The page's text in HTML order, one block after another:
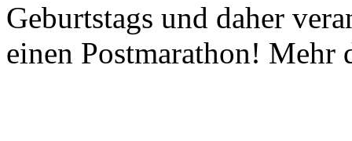
Geburtstags und daher
einen Postmarathon! Mehr